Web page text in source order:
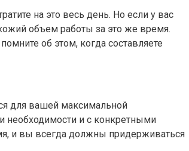
на это весь день. Но если у вас
объем работы за это же время.
об этом, когда составляете
для вашей максимальной
необходимости и с конкретными
и вы всегда должны придерживаться